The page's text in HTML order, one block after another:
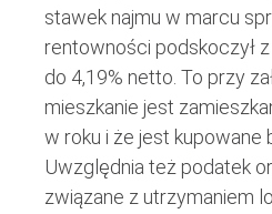
stawek najmu w marcu
rentowności podskoczył
do 4,19% netto. To przy
mieszkanie jest
w roku i że jest kupowane
Uwzględnia też podatek
związane z utrzymaniem